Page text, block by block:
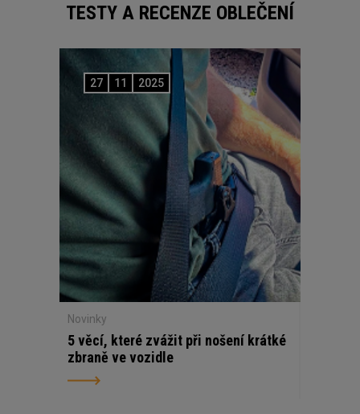
TESTY A RECENZE OBLEČENÍ
27 11 2025
Novinky
5 věcí, které zvážit při nošení krátké
zbraně ve vozidle